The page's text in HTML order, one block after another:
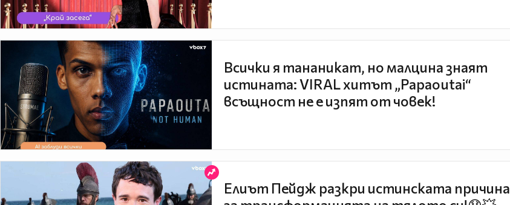
Всички я тананикат, но малцина знаят
истината: VIRAL хитът „Papaoutai“
всъщност не е изпят от човек!
Елиът Пейдж разкри истинската причина